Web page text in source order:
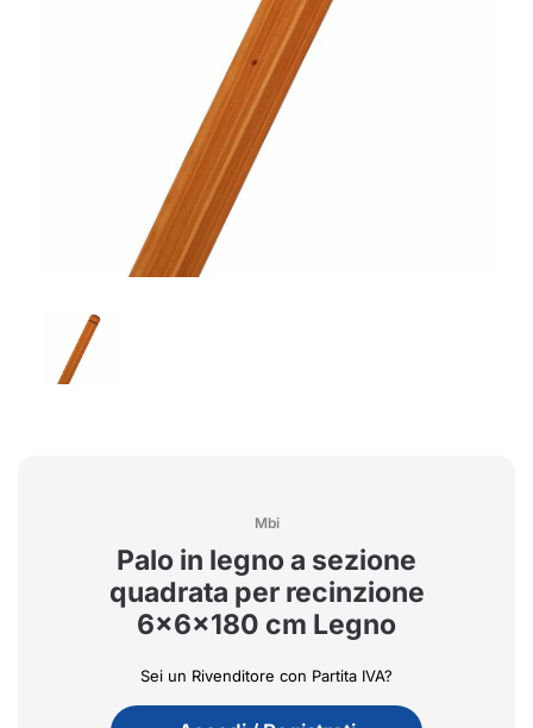
Mbi
Palo in legno a sezione
quadrata per recinzione
6x6x180 cm Legno
Sei un Rivenditore con Partita IVA?